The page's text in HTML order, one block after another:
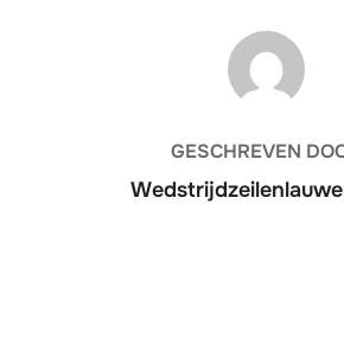
BERICHTAUTEUR
GESCHREVEN